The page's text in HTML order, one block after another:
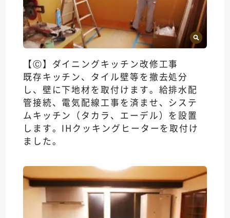
【Ⓒ】ダイニングキッチン改修工事
既存キッチン、タイル壁等を撤去処分
し、壁に下地材を取付けます。給排水配
管接続、電気配線工事を済ませ、システ
ムキッチン（タカラ、エーデル）を設置
します。IHクッキングヒーターを取付け
ました。